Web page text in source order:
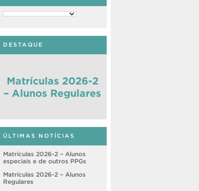
DESTAQUE
Matrículas 2026-2
– Alunos Regulares
ÚLTIMAS NOTÍCIAS
Matrículas 2026-2 – Alunos
especiais e de outros PPGs
Matrículas 2026-2 – Alunos
Regulares